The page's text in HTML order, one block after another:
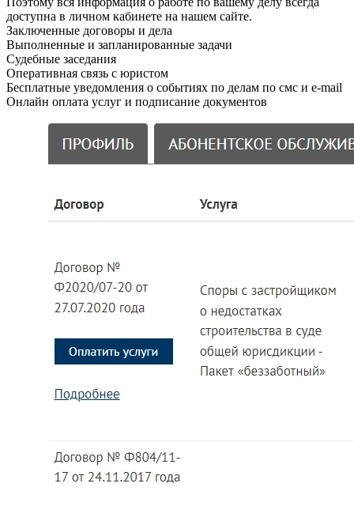
доступна в личном кабинете на нашем сайте.
Заключенные договоры и дела
Выполненные и запланированные задачи
Судебные заседания
Оперативная связь с юристом
Бесплатные уведомления о событиях по делам по смс и e-mail
Онлайн оплата услуг и подписание документов